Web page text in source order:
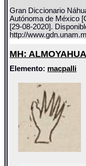
Gran Diccionario
Autónoma de México
[29-08-2020].
http://
MH:
Elemento: macpalli